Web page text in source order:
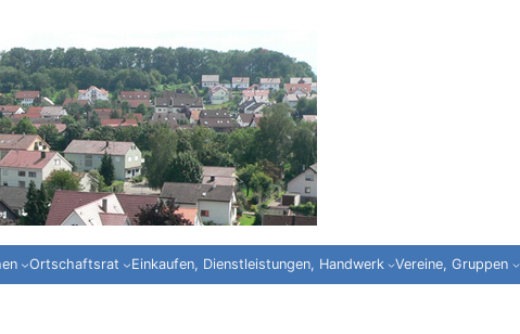
Ortschaftsrat Einkaufen, Dienstleistungen, Handwerk Vereine, Gruppen